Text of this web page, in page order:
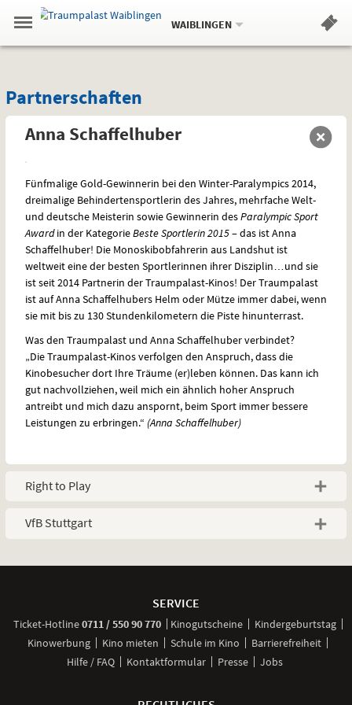
Springe
zum
,zum
.
Navigation
Gehe
zur
Standortauswahl
Standort:
WAIBLINGEN.
Hinweis
Partnerschaften
Partnerschaften
Anna Schaffelhuber
Fünfmalige Gold-Gewinnerin bei den Winter-Paralympics 2014,
dreimalige Behindertensportlerin des Jahres, mehrfache Welt-
und deutsche Meisterin sowie Gewinnerin desParalympic Sport
Awardin der KategorieBeste Sportlerin 2015– das ist Anna
Schaffelhuber! Die Monoskibobfahrerin aus Landshut ist
weltweit eine der besten Sportlerinnen ihrer Disziplin…und sie
ist seit 2014 Partnerin der Traumpalast-Kinos! Der Traumpalast
ist auf Anna Schaffelhubers Helm oder Mütze immer dabei, wenn
sie mit bis zu 130 Stundenkilometern die Piste hinunterrast.
Was den Traumpalast und Anna Schaffelhuber verbindet?
„Die Traumpalast-Kinos verfolgen den Anspruch, dass die
Kinobesucher dort Ihre Träume (er)leben können. Das kann ich
gut nachvollziehen, weil mich ein ähnlich hoher Anspruch
antreibt und mich dazu anspornt, beim Sport immer bessere
Leistungen zu erbringen.“ (Anna Schaffelhuber)
Right to Play
VfB Stuttgart
SERVICE
Ticket-Hotline0711 / 550 90 770anrufen
Kinogutscheine
Kindergeburtstag
Kinowerbung
Kino mieten Schule im Kino
Barrierefreiheit
Hilfe / FAQ
Kontaktformular Presse Jobs